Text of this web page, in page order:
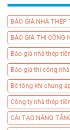
BÁO GIÁ NHÀ THÉP
BÁO GIÁ THI CÔNG
Báo giá nhà thép
Báo giá thi công
Bê tông khí chưng
Công ty nhà thép
CẢI TẠO NÂNG